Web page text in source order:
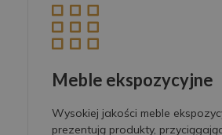
Meble ekspozycyjne
Wysokiej jakości meble
prezentują produkty,